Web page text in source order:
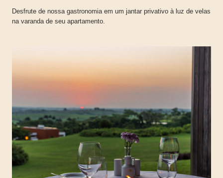
Desfrute de nossa gastronomia em um jantar privativo à luz de velas
na varanda de seu apartamento.